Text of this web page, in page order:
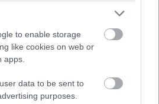
to enable storage
like cookies on web or
apps.
data to be sent to
purposes.
rajtrácsot aligha fogja befolyásolni
egyedüli, legalább részben
szabadedzésen Max